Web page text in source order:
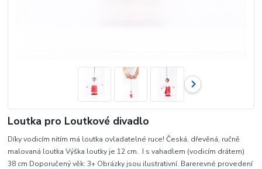
Loutka pro Loutkové divadlo
Díky vodicím nitím má loutka ovladatelné ruce! Česká, dřevěná, ručně
malovaná loutka Výška loutky je 12 cm. I s vahadlem (vodicím drátem)
38 cm Doporučený věk: 3+ Obrázky jsou ilustrativní. Barerevné provedení